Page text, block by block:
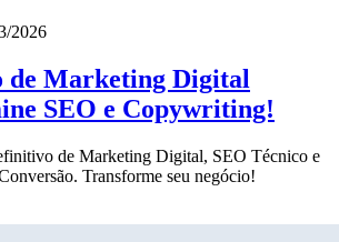
2026
de Marketing Digital
SEO e Copywriting!
de Marketing Digital, SEO Técnico e
Transforme seu negócio!